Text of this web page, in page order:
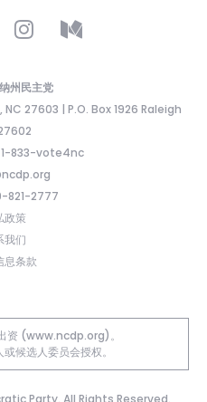
州民主党
27603 | P.O. Box 1926 Raleigh
1-833-vote4nc
821-2777
政策
我们
息条款
资 (www.ncdp.org)。
候选人委员会授权。
Party. All Rights Reserved.